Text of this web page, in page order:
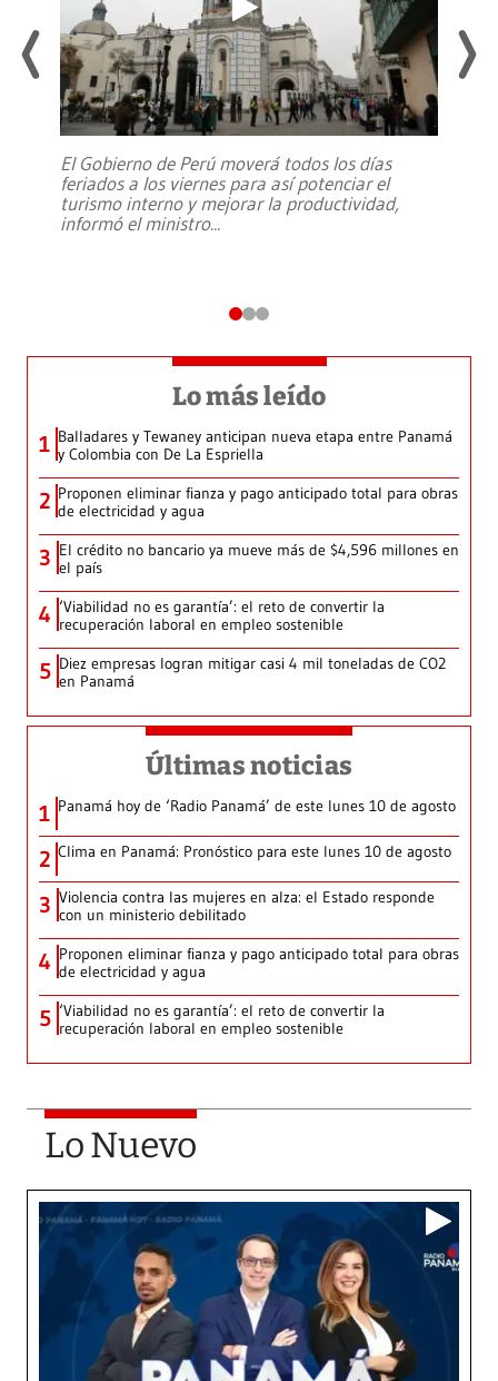
El Gobierno de Perú moverá todos los días
feriados a los viernes para así potenciar el
turismo interno y mejorar la productividad,
informó el ministro...
Lo más leído
1 Balladares y Tewaney anticipan nueva etapa entre Panamá
y Colombia con De La Espriella
2 Proponen eliminar fianza y pago anticipado total para obras
de electricidad y agua
3 El crédito no bancario ya mueve más de $4,596 millones en
el país
4 ‘Viabilidad no es garantía’: el reto de convertir la
recuperación laboral en empleo sostenible
5 Diez empresas logran mitigar casi 4 mil toneladas de CO2
en Panamá
Últimas noticias
1 Panamá hoy de ‘Radio Panamá’ de este lunes 10 de agosto
2 Clima en Panamá: Pronóstico para este lunes 10 de agosto
3 Violencia contra las mujeres en alza: el Estado responde
con un ministerio debilitado
4 Proponen eliminar fianza y pago anticipado total para obras
de electricidad y agua
5 ‘Viabilidad no es garantía’: el reto de convertir la
recuperación laboral en empleo sostenible
Lo Nuevo